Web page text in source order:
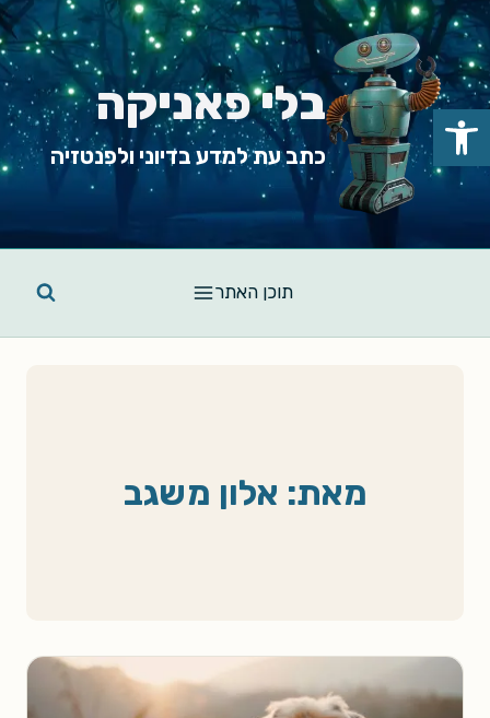
Skip
to
content
בלי פאניקה
כתב עת למדע בדיוני ולפנטזיה
תוכן האתר
מאת: אלון משגב
פתח סרגל נגישות